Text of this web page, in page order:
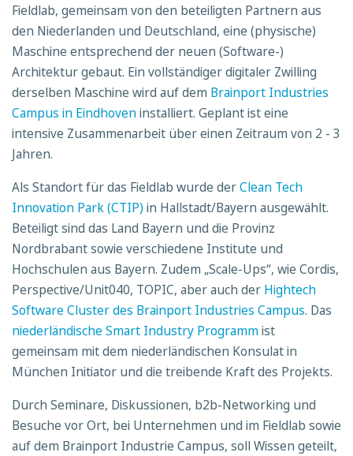
Fieldlab, gemeinsam von den beteiligten Partnern aus
den Niederlanden und Deutschland, eine (physische)
Maschine entsprechend der neuen (Software-)
Architektur gebaut. Ein vollständiger digitaler Zwilling
derselben Maschine wird auf dem Brainport Industries
Campus in Eindhoveninstalliert. Geplant ist eine
intensive Zusammenarbeit über einen Zeitraum von 2 - 3
Jahren.
Als Standort für das Fieldlab wurde derClean Tech
Innovation Park (CTIP) in Hallstadt/Bayern ausgewählt.
Beteiligt sind das Land Bayern und die Provinz
Nordbrabant sowie verschiedene Institute und
Hochschulen aus Bayern. Zudem „Scale-Ups“, wie Cordis,
Perspective/Unit040, TOPIC, aber auch der Hightech
Software Cluster des Brainport Industries Campus. Das
niederländische Smart Industry Programmist
gemeinsam mit dem niederländischen Konsulat in
München Initiator und die treibende Kraft des Projekts.
Durch Seminare, Diskussionen, b2b-Networking und
Besuche vor Ort, bei Unternehmen und im Fieldlab sowie
auf dem Brainport Industrie Campus, soll Wissen geteilt,